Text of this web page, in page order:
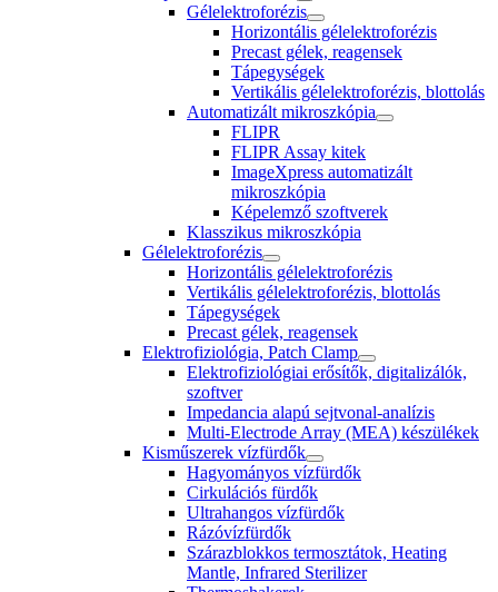
Gélelektroforézis
Horizontális gélelektroforézis
Precast gélek, reagensek
Tápegységek
Vertikális gélelektroforézis, blottolás
Automatizált mikroszkópia
FLIPR
FLIPR Assay kitek
ImageXpress automatizált
mikroszkópia
Képelemző szoftverek
Klasszikus mikroszkópia
Gélelektroforézis
Horizontális gélelektroforézis
Vertikális gélelektroforézis, blottolás
Tápegységek
Precast gélek, reagensek
Elektrofiziológia, Patch Clamp
Elektrofiziológiai erősítők, digitalizálók,
szoftver
Impedancia alapú sejtvonal-analízis
Multi-Electrode Array (MEA) készülékek
Kisműszerek vízfürdők
Hagyományos vízfürdők
Cirkulációs fürdők
Ultrahangos vízfürdők
Rázóvízfürdők
Szárazblokkos termosztátok, Heating
Mantle, Infrared Sterilizer